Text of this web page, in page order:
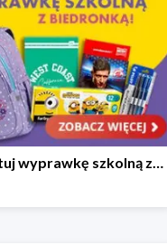
Skompletuj wyprawkę szkolną z Biedronką od 4,99 zł